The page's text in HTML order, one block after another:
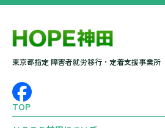
東京都指定 障害者就労移行・定着支援事業所
TOP